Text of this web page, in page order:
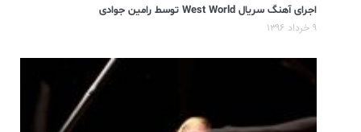
اجرای آهنگ سریال West World توسط رامین جوادی
۹ خرداد ۱۳۹۶